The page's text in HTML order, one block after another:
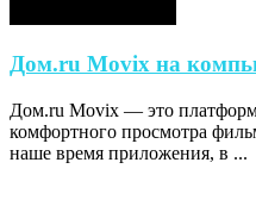
Дом.ru Movix на
Дом.ru Movix — это
комфортного просмотра
наше время приложения, в ...